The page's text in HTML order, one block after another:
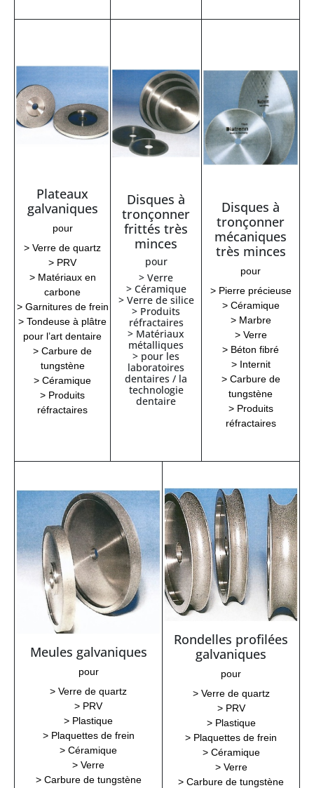
Plateaux
galvaniques
pour
> Verre de quartz
> PRV
> Matériaux en
carbone
> Garnitures de frein
> Tondeuse à plâtre
pour l’art dentaire
> Carbure de
tungstène
> Céramique
> Produits
réfractaires
Disques à
tronçonner
frittés très
minces
pour
> Verre
> Céramique
> Verre de silice
> Produits
réfractaires
> Matériaux
métalliques
> pour les
laboratoires
dentaires / la
technologie
dentaire
Disques à
tronçonner
mécaniques
très minces
pour
> Pierre précieuse
> Céramique
> Marbre
> Verre
> Béton fibré
> Internit
> Carbure de
tungstène
> Produits
réfractaires
Meules galvaniques
pour
> Verre de quartz
> PRV
> Plastique
> Plaquettes de frein
> Céramique
> Verre
> Carbure de tungstène
Rondelles profilées
galvaniques
pour
> Verre de quartz
> PRV
> Plastique
> Plaquettes de frein
> Céramique
> Verre
> Carbure de tungstène